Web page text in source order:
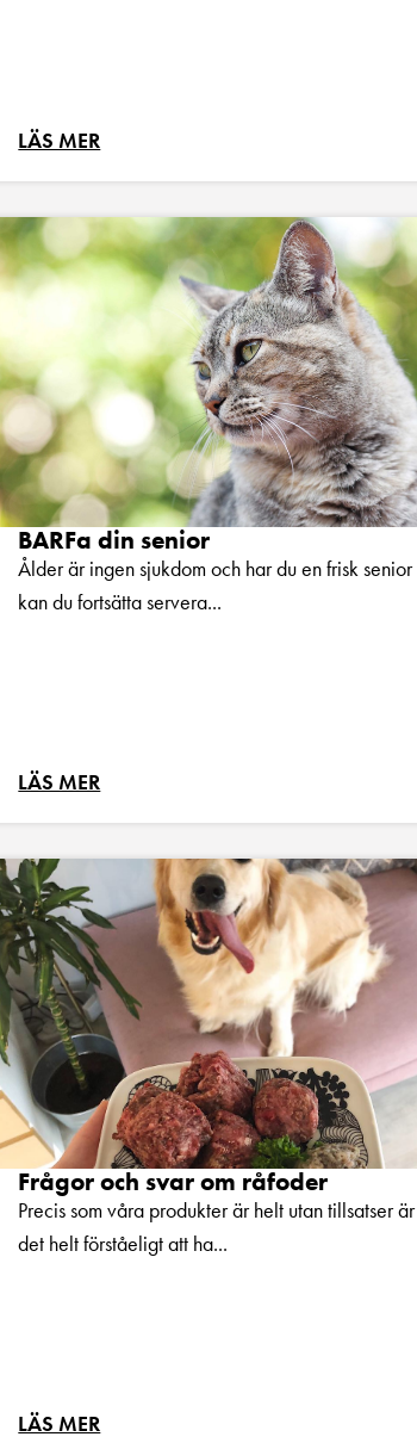
LÄS MER
BARFa din senior
Ålder är ingen sjukdom och har du en frisk senior
kan du fortsätta servera...
LÄS MER
Frågor och svar om råfoder
Precis som våra produkter är helt utan tillsatser är
det helt förståeligt att ha...
LÄS MER